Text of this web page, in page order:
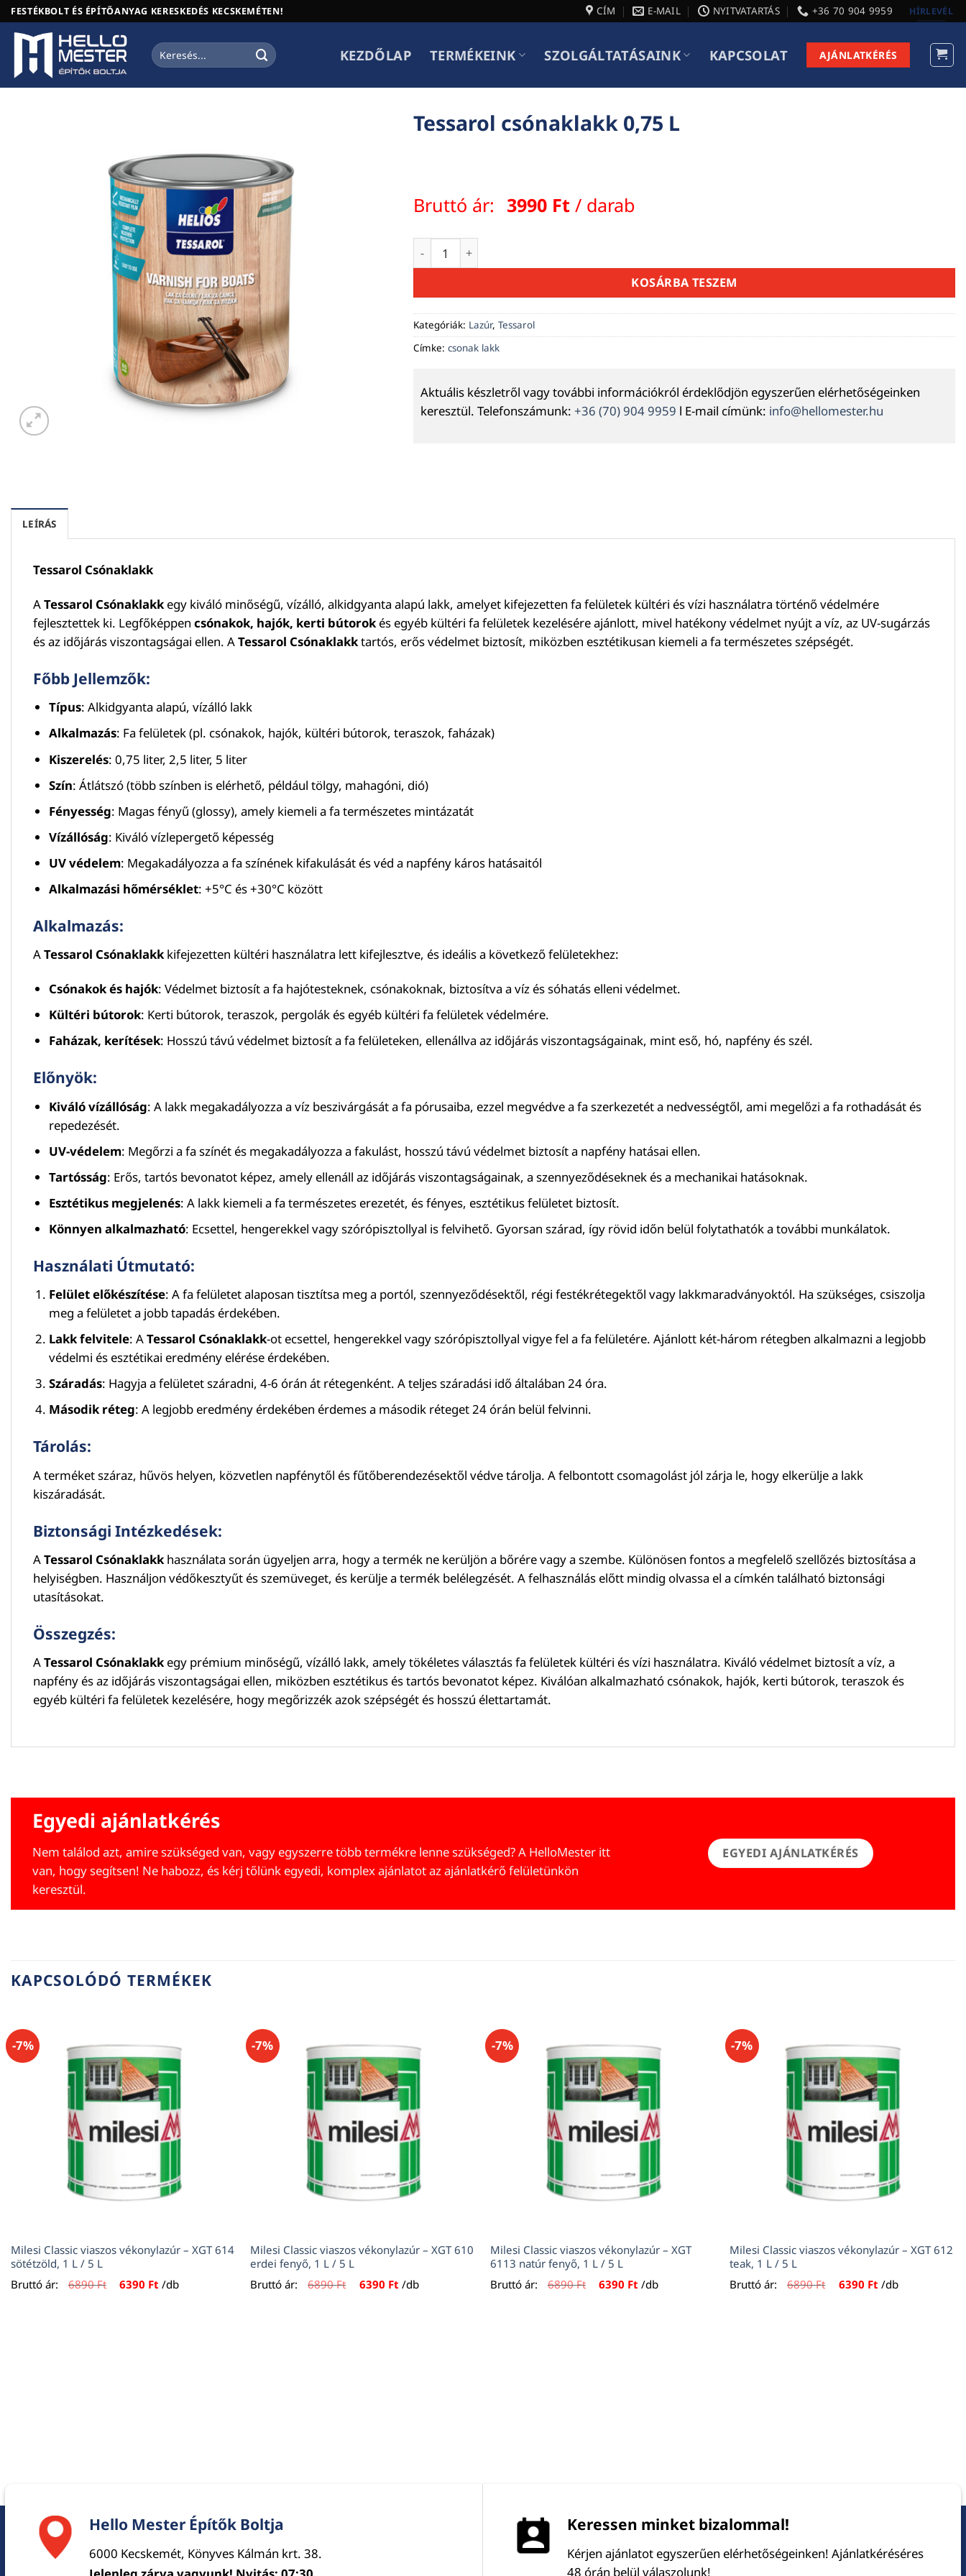
Skip
to
content
FESTÉKBOLT ÉS ÉPÍTŐANYAG KERESKEDÉS KECSKEMÉTEN! CÍM E-MAIL NYITVATARTÁS +36 70 904 9959 HÍRLEVÉL
Keresés
a
KEZDŐLAP TERMÉKEINK SZOLGÁLTATÁSAINK KAPCSOLAT AJÁNLATKÉRÉS
Tessarol csónaklakk 0,75 L
Bruttó ár: 3990 Ft / darab
Tessarol csónaklakk 0,75 L mennyiség
KOSÁRBA TESZEM
Kategóriák: Lazúr, Tessarol
Címke: csonak lakk
Aktuális készletről vagy további információkról érdeklődjön egyszerűen elérhetőségeinken
keresztül. Telefonszámunk: +36 (70) 904 9959 l E-mail címünk: info@hellomester.hu
LEÍRÁS
Tessarol Csónaklakk
ATessarol Csónaklakkegy kiváló minőségű, vízálló, alkidgyanta alapú lakk, amelyet kifejezetten fa felületek kültéri és vízi használatra történő védelmére
fejlesztettek ki. Legfőképpen csónakok, hajók, kerti bútorokés egyéb kültéri fa felületek kezelésére ajánlott, mivel hatékony védelmet nyújt a víz, az UV-sugárzás
és az időjárás viszontagságai ellen. ATessarol Csónaklakktartós, erős védelmet biztosít, miközben esztétikusan kiemeli a fa természetes szépségét.
Főbb Jellemzők:
Típus: Alkidgyanta alapú, vízálló lakk
Alkalmazás: Fa felületek (pl. csónakok, hajók, kültéri bútorok, teraszok, faházak)
Kiszerelés: 0,75 liter, 2,5 liter, 5 liter
Szín: Átlátszó (több színben is elérhető, például tölgy, mahagóni, dió)
Fényesség: Magas fényű (glossy), amely kiemeli a fa természetes mintázatát
Vízállóság: Kiváló vízlepergető képesség
UV védelem: Megakadályozza a fa színének kifakulását és véd a napfény káros hatásaitól
Alkalmazási hőmérséklet: +5°C és +30°C között
Alkalmazás:
ATessarol Csónaklakkkifejezetten kültéri használatra lett kifejlesztve, és ideális a következő felületekhez:
Csónakok és hajók: Védelmet biztosít a fa hajótesteknek, csónakoknak, biztosítva a víz és sóhatás elleni védelmet.
Kültéri bútorok: Kerti bútorok, teraszok, pergolák és egyéb kültéri fa felületek védelmére.
Faházak, kerítések: Hosszú távú védelmet biztosít a fa felületeken, ellenállva az időjárás viszontagságainak, mint eső, hó, napfény és szél.
Előnyök:
Kiváló vízállóság: A lakk megakadályozza a víz beszivárgását a fa pórusaiba, ezzel megvédve a fa szerkezetét a nedvességtől, ami megelőzi a fa rothadását és
repedezését.
UV-védelem: Megőrzi a fa színét és megakadályozza a fakulást, hosszú távú védelmet biztosít a napfény hatásai ellen.
Tartósság: Erős, tartós bevonatot képez, amely ellenáll az időjárás viszontagságainak, a szennyeződéseknek és a mechanikai hatásoknak.
Esztétikus megjelenés: A lakk kiemeli a fa természetes erezetét, és fényes, esztétikus felületet biztosít.
Könnyen alkalmazható: Ecsettel, hengerekkel vagy szórópisztollyal is felvihető. Gyorsan szárad, így rövid időn belül folytathatók a további munkálatok.
Használati Útmutató:
Felület előkészítése: A fa felületet alaposan tisztítsa meg a portól, szennyeződésektől, régi festékrétegektől vagy lakkmaradványoktól. Ha szükséges, csiszolja
meg a felületet a jobb tapadás érdekében.
Lakk felvitele: ATessarol Csónaklakk-ot ecsettel, hengerekkel vagy szórópisztollyal vigye fel a fa felületére. Ajánlott két-három rétegben alkalmazni a legjobb
védelmi és esztétikai eredmény elérése érdekében.
Száradás: Hagyja a felületet száradni, 4-6 órán át rétegenként. A teljes száradási idő általában 24 óra.
Második réteg: A legjobb eredmény érdekében érdemes a második réteget 24 órán belül felvinni.
Tárolás:
A terméket száraz, hűvös helyen, közvetlen napfénytől és fűtőberendezésektől védve tárolja. A felbontott csomagolást jól zárja le, hogy elkerülje a lakk
kiszáradását.
Biztonsági Intézkedések:
ATessarol Csónaklakkhasználata során ügyeljen arra, hogy a termék ne kerüljön a bőrére vagy a szembe. Különösen fontos a megfelelő szellőzés biztosítása a
helyiségben. Használjon védőkesztyűt és szemüveget, és kerülje a termék belélegzését. A felhasználás előtt mindig olvassa el a címkén található biztonsági
utasításokat.
Összegzés:
ATessarol Csónaklakkegy prémium minőségű, vízálló lakk, amely tökéletes választás fa felületek kültéri és vízi használatra. Kiváló védelmet biztosít a víz, a
napfény és az időjárás viszontagságai ellen, miközben esztétikus és tartós bevonatot képez. Kiválóan alkalmazható csónakok, hajók, kerti bútorok, teraszok és
egyéb kültéri fa felületek kezelésére, hogy megőrizzék azok szépségét és hosszú élettartamát.
Egyedi ajánlatkérés
Nem találod azt, amire szükséged van, vagy egyszerre több termékre lenne szükséged? A HelloMester itt
van, hogy segítsen! Ne habozz, és kérj tőlünk egyedi, komplex ajánlatot az ajánlatkérő felületünkön
keresztül.
EGYEDI AJÁNLATKÉRÉS
KAPCSOLÓDÓ TERMÉKEK
-7%
Milesi Classic viaszos vékonylazúr – XGT 614
sötétzöld, 1 L / 5 L
Bruttó ár:
6890Ft Original
price
6390 Ft Current
price
/db
-7%
Milesi Classic viaszos vékonylazúr – XGT 610
erdei fenyő, 1 L / 5 L
Bruttó ár:
6890Ft Original
price
6390 FtCurrent
price
/db
-7%
Milesi Classic viaszos vékonylazúr – XGT
6113 natúr fenyő, 1 L / 5 L
Bruttó ár:
6890Ft Original
price
6390 Ft Current
price
/db
-7%
Milesi Classic viaszos vékonylazúr – XGT 612
teak, 1 L / 5 L
Bruttó ár:
6890Ft Original
price
6390 FtCurrent
price
/db
Hello Mester Építők Boltja
6000 Kecskemét, Könyves Kálmán krt. 38.
Keressen minket bizalommal!
Kérjen ajánlatot egyszerűen elérhetőségeinken! Ajánlatkéréséres
48 órán belül válaszolunk!